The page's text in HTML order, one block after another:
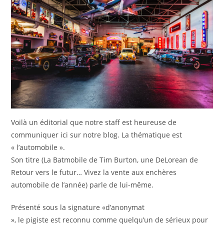
Voilà un éditorial que notre staff est heureuse de
communiquer ici sur notre blog. La thématique est
« l’automobile ».
Son titre (La Batmobile de Tim Burton, une DeLorean de
Retour vers le futur… Vivez la vente aux enchères
automobile de l’année) parle de lui-même.
Présenté sous la signature «d’anonymat
», le pigiste est reconnu comme quelqu’un de sérieux pour